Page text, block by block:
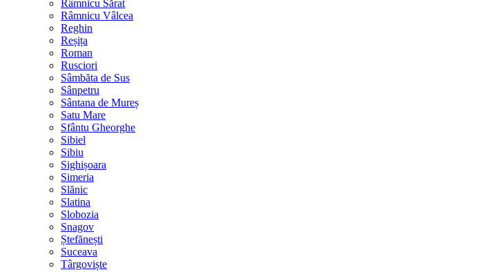
Râmnicu Sărat
Râmnicu Vâlcea
Reghin
Reșița
Roman
Rusciori
Sâmbăta de Sus
Sânpetru
Sântana de Mureș
Satu Mare
Sfântu Gheorghe
Sibiel
Sibiu
Sighișoara
Simeria
Slănic
Slatina
Slobozia
Snagov
Ștefănești
Suceava
Târgoviște